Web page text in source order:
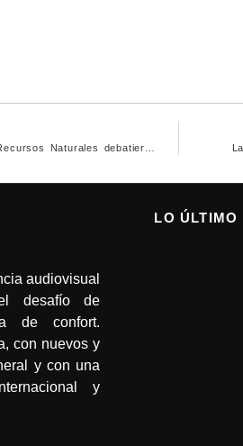
audiovisual
desafío de
de confort.
con nuevos y
y con una
y
LO ÚLTIMO